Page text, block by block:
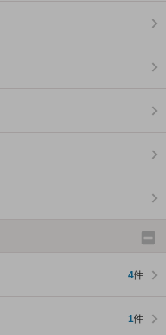
4件
1件